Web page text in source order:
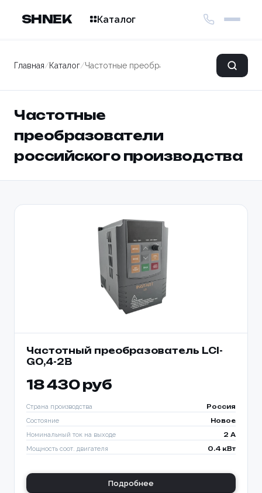
SHNEK Каталог
Главная/Каталог/Частотные преобразователи российского
Частотные
преобразователи
российского производства
Частотный преобразователь LCI-
G0,4-2B
18 430 руб
Страна производства Россия
Состояние Новое
Номинальный ток на выходе 2 A
Мощность соот. двигателя 0.4 кВт
Подробнее